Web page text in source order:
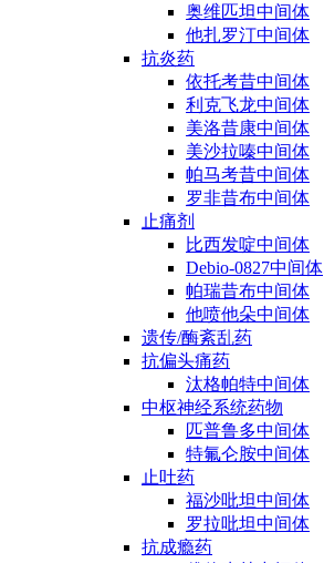
奥维匹坦中间体
他扎罗汀中间体
抗炎药
依托考昔中间体
利克飞龙中间体
美洛昔康中间体
美沙拉嗪中间体
帕马考昔中间体
罗非昔布中间体
止痛剂
比西发啶中间体
Debio-0827中间体
帕瑞昔布中间体
他喷他朵中间体
遗传/酶紊乱药
抗偏头痛药
汰格帕特中间体
中枢神经系统药物
匹普鲁多中间体
特氟仑胺中间体
止吐药
福沙吡坦中间体
罗拉吡坦中间体
抗成瘾药